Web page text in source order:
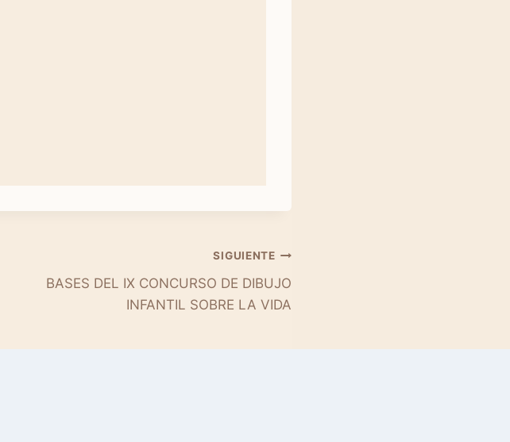
SIGUIENTE
BASES DEL IX CONCURSO DE DIBUJO
INFANTIL SOBRE LA VIDA